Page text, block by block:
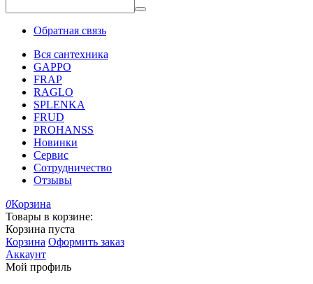
Обратная связь
Вся сантехника
GAPPO
FRAP
RAGLO
SPLENKA
FRUD
PROHANSS
Новинки
Сервис
Сотрудничество
Отзывы
0Корзина
Товары в корзине:
Корзина пуста
Корзина Оформить заказ
Аккаунт
Мой профиль